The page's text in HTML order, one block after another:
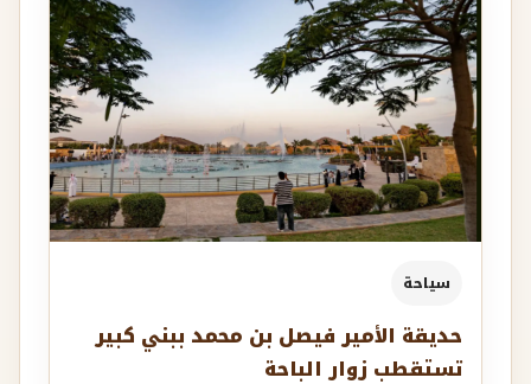
سياحة
حديقة الأمير فيصل بن محمد ببني كبير
تستقطب زوار الباحة